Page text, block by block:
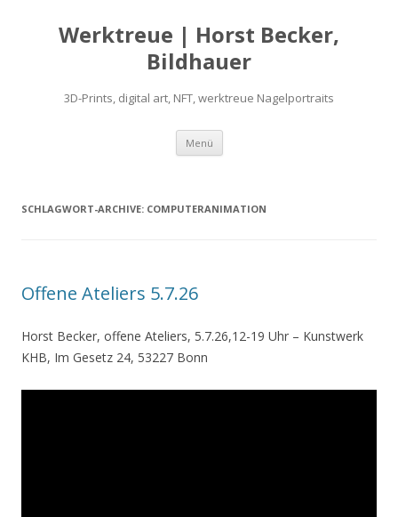
Werktreue | Horst Becker,
Bildhauer
3D-Prints, digital art, NFT, werktreue Nagelportraits
Menü Zum
springen
SCHLAGWORT-ARCHIVE: COMPUTERANIMATION
Offene Ateliers 5.7.26
Horst Becker, offene Ateliers, 5.7.26,12-19 Uhr – Kunstwerk
KHB, Im Gesetz 24, 53227 Bonn